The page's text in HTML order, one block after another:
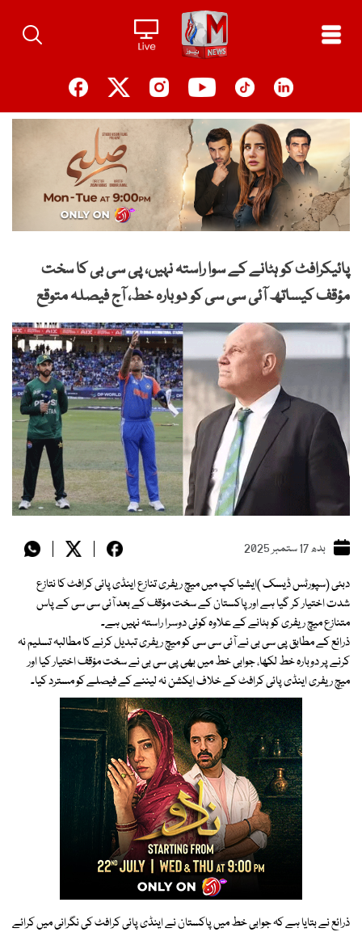
content
پائیکرافٹ کو ہٹانے کے سوا راستہ نہیں، پی سی بی کا سخت
مؤقف کیساتھ آئی سی سی کو دوبارہ خط، آج فیصلہ متوقع
بدھ 17 ستمبر 2025
دبئی (سپورٹس ڈیسک )ایشیا کپ میں میچ ریفری تنازع اینڈی پائی کرافٹ کا نتازع
شدت اختیار کر گیا ہے اور پاکستان کے سخت مؤقف کے بعد آئی سی سی کے پاس
متنازع میچ ریفری کو ہٹانے کے علاوہ کوئی دوسرا راستہ نہیں ہے۔
ذرائع کے مطابق پی سی بی نے آئی سی سی کو میچ ریفری تبدیل کرنے کا مطالبہ تسلیم نہ
کرنے پر دوبارہ خط لکھا، جوابی خط میں بھی پی سی بی نے سخت مؤقف اختیار کیا اور
میچ ریفری اینڈی پائی کرافٹ کے خلاف ایکشن نہ لیننے کے فیصلے کو مسترد کیا۔
ذرائع نے بتایا ہے کہ جوابی خط میں پاکستان نے اینڈی پائی کرافٹ کی نگرانی میں کرائے